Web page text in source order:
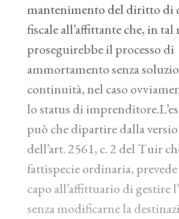
mantenimento del diritto di
fiscale all’affittante che, in tal
proseguirebbe il processo di
ammortamento senza
continuità, nel caso
lo status di
può che dipartire dalla
dell’art. 2561, c. 2 del Tuir
fattispecie ordinaria,
capo all’affittuario di gestire
senza modificarne la